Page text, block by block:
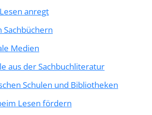
anregt
Medien
aus der Sachbuchliteratur
Schulen und Bibliotheken
Lesen fördern